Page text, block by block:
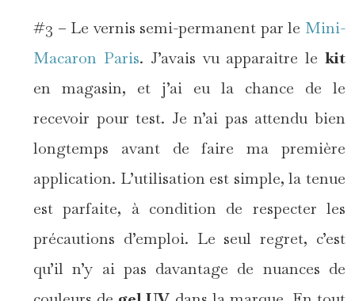
#3 – Le vernis semi-permanent par le Mini-
Macaron Paris. J’avais vu apparaitre lekit
en magasin, et j’ai eu la chance de le
recevoir pour test. Je n’ai pas attendu bien
longtemps avant de faire ma première
application. L’utilisation est simple, la tenue
est parfaite, à condition de respecter les
précautions d’emploi. Le seul regret, c’est
qu’il n’y ai pas davantage de nuances de